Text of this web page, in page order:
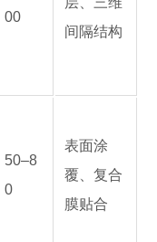
00
间隔结构
50–8
0
表面涂
覆、复合
膜贴合